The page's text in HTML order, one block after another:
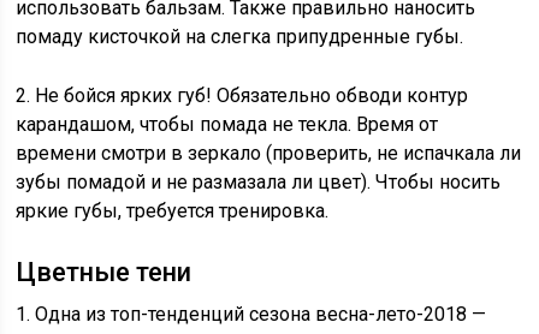
использовать бальзам. Также правильно наносить
помаду кисточкой на слегка припудренные губы.
2. Не бойся ярких губ! Обязательно обводи контур
карандашом, чтобы помада не текла. Время от
времени смотри в зеркало (проверить, не испачкала ли
зубы помадой и не размазала ли цвет). Чтобы носить
яркие губы, требуется тренировка.
Цветные тени
1. Одна из топ-тенденций сезона весна-лето-2018 —